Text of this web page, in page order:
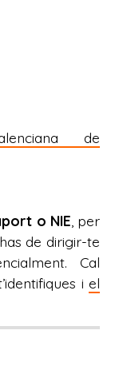
de
o NIE , per
de dirigir-te
Cal
iel